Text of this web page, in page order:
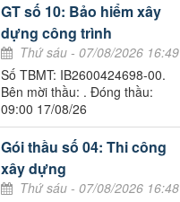
GT số 10: Bảo hiểm xây
dựng công trình
Thứ sáu - 07/08/2026 16:49
Số TBMT: IB2600424698-00.
Bên mời thầu: . Đóng thầu:
09:00 17/08/26
Gói thầu số 04: Thi công
xây dựng
Thứ sáu - 07/08/2026 16:48